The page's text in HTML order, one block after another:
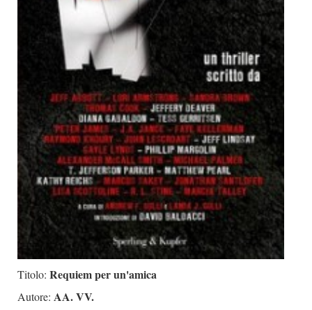
Case editrici
Partnership
Giallo Stresa
Tabù Festival 2014
A Tutto Volume
Salone di Torino
Marketing
Titolo: Requiem per un'amica
Autore: AA. VV.